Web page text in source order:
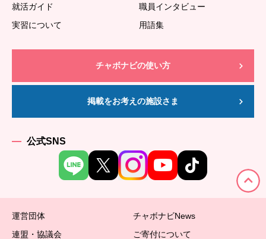
就活ガイド
職員インタビュー
実習について
用語集
チャボナビの使い方
掲載をお考えの施設さま
公式SNS
運営団体
チャボナビNews
連盟・協議会
ご寄付について